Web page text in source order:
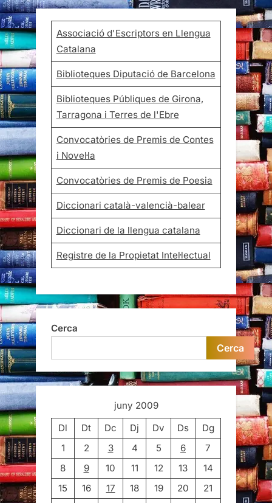
Associació d'Escriptors en Llengua
Catalana
Biblioteques Diputació de Barcelona
Biblioteques Públiques de Girona,
Tarragona i Terres de l'Ebre
Convocatòries de Premis de Contes
i Novel·la
Convocatòries de Premis de Poesia
Diccionari català-valencià-balear
Diccionari de la llengua catalana
Registre de la Propietat Intel·lectual
Cerca
Cerca
juny 2009
Dl
Dt Dc Dj Dv Ds
Dg
1
2 3 4 5 6
7
8
9 10 11 12 13
14
15
16 17 18 19 20
21